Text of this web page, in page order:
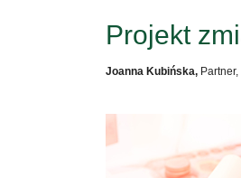
Projekt
Joanna Kubińska,